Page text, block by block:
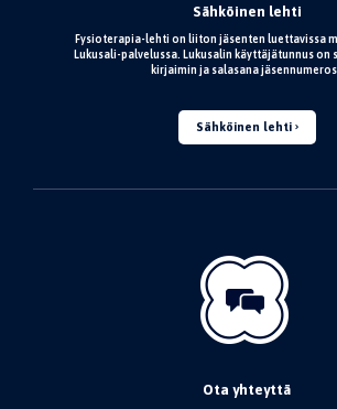
Sähköinen lehti
Fysioterapia-lehti on liiton jäsenten luettavissa
Lukusali-palvelussa. Lukusalin käyttäjätunnus on
kirjaimin ja salasana
Sähköinen lehti
Ota yhteyttä